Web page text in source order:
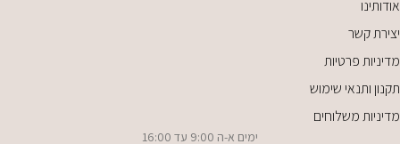
אודותינו
יצירת קשר
מדיניות פרטיות
תקנון ותנאי שימוש
מדיניות משלוחים
ימים א-ה 9:00 עד 16:00